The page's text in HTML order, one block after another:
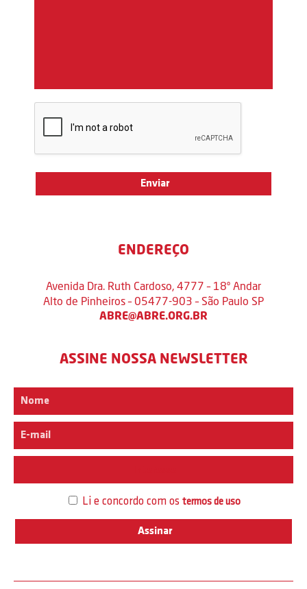
ENDEREÇO
Avenida Dra. Ruth Cardoso, 4777 – 18º Andar
Alto de Pinheiros – 05477-903 – São Paulo SP
ABRE@ABRE.ORG.BR
ASSINE NOSSA NEWSLETTER
Li e concordo com os termos de uso